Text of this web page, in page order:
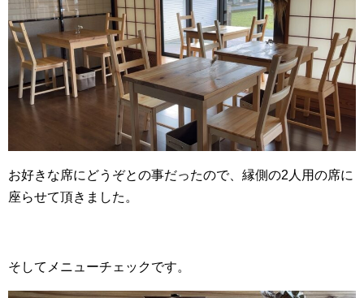
お好きな席にどうぞとの事だったので、縁側の2人用の席に
座らせて頂きました。
そしてメニューチェックです。